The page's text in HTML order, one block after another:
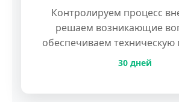
Контролируем процесс
решаем возникающие
обеспечиваем техническую
30 дней